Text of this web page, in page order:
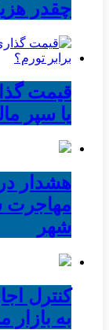
چقدر
قیمت
یا سپر
هشدار
مهاجرت
شهر
کنترل
به